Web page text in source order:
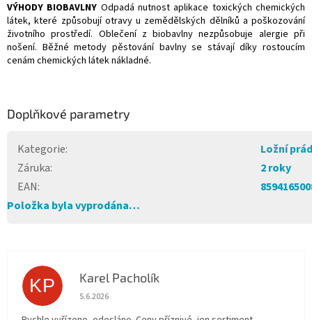
VÝHODY BIOBAVLNY Odpadá nutnost aplikace toxických chemických
látek, které způsobují otravy u zemědělských dělníků a poškozování
životního prostředí. Oblečení z biobavlny nezpůsobuje alergie při
nošení. Běžné metody pěstování bavlny se stávají díky rostoucím
cenám chemických látek nákladné.
Doplňkové parametry
Kategorie:
Ložní
Záruka:
2 roky
EAN:
Položka byla vyprodána…
KP Karel Pacholík
Hodnocení obchodu je 4 z 5 hvězdiček.
5.6.2026